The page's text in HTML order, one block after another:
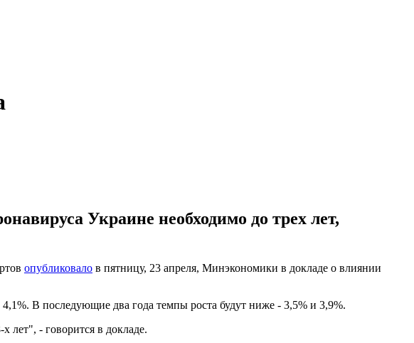
Украине необходимо до трех лет,
опубликовало в пятницу, 23 апреля, Минэкономики в докладе о влиянии
В последующие два года темпы роста будут ниже - 3,5% и 3,9%.
лет", - говорится в докладе.